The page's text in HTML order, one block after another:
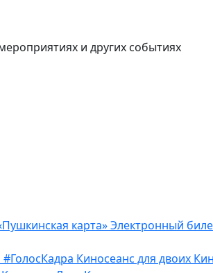
и других событиях
карта»Электронный
#ГолосКадра Киносеанс для двоих